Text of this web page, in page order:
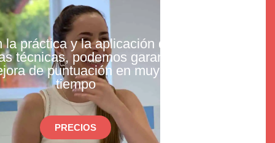
la práctica y la aplicación de
técnicas, podemos garantizar
de puntuación en muy poco
tiempo
PRECIOS